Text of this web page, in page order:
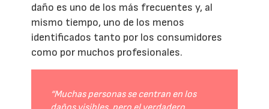
daño es uno de los más frecuentes y, al
mismo tiempo, uno de los menos
identificados tanto por los consumidores
como por muchos profesionales.
“Muchas personas se centran en los